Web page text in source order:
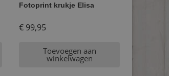
Fotoprint krukje Elisa
€ 99,95
Toevoegen aan
winkelwagen